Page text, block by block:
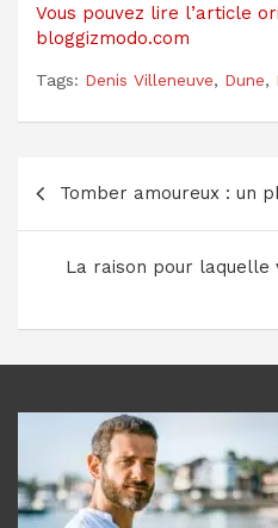
Vous pouvez lire l’article
bloggizmodo.com
Tags: Denis Villeneuve, Dune,
Navigation
de
l’article
Tomber amoureux : un
La raison pour laquelle